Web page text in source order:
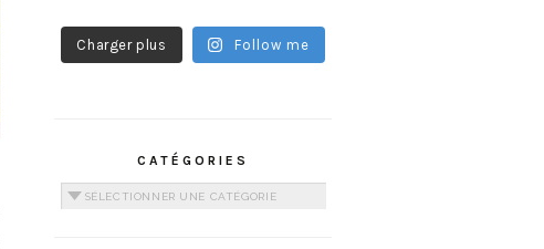
Charger plus Follow me
CATÉGORIES
Catégories